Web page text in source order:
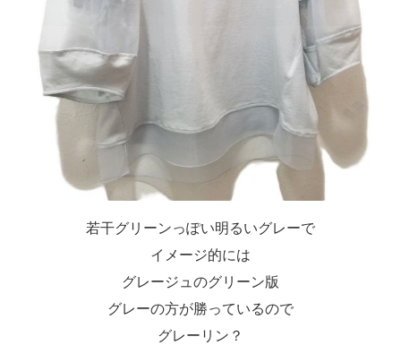
若干グリーンっぽい明るいグレーで
イメージ的には
グレージュのグリーン版
グレーの方が勝っているので
グレーリン？